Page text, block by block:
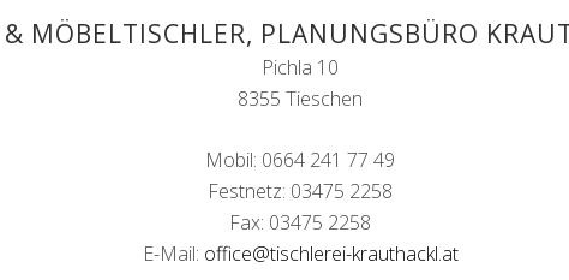
MÖBELTISCHLER, PLANUNGSBÜRO
Pichla 10
8355 Tieschen
Mobil: 0664 241 77 49
Festnetz: 03475 2258
Fax: 03475 2258
E-Mail: office@tischlerei-krauthackl.at